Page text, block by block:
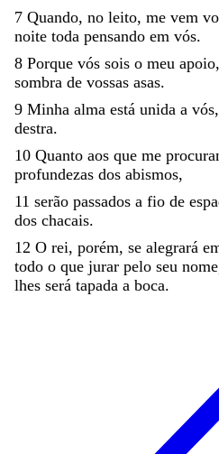
7 Quando, no leito, me vem
noite toda pensando em vós.
8 Porque vós sois o meu apoio,
sombra de vossas asas.
9 Minha alma está unida a vós,
destra.
10 Quanto aos que me
profundezas dos abismos,
11 serão passados a fio de
dos chacais.
12 O rei, porém, se alegrará
todo o que jurar pelo seu nome
lhes será tapada a boca.